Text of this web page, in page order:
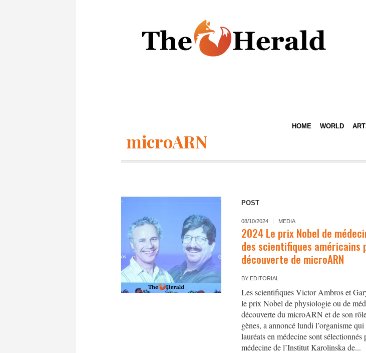
HOME WORLD
microARN
POST
08/10/2024 MEDIA
2024 Le prix Nobel de
des scientifiques américains
découverte de microARN
BY EDITORIAL
Les scientifiques Victor Ambros et
le prix Nobel de physiologie ou de
découverte du microARN et de son
gènes, a annoncé lundi l’organisme
lauréats en médecine sont sélectionnés
médecine de l’Institut Karolinska de...